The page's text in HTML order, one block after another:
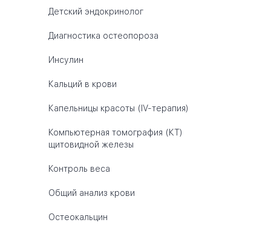
Детский эндокринолог
Диагностика остеопороза
Инсулин
Кальций в крови
Капельницы красоты (IV-терапия)
Компьютерная томография (КТ)
щитовидной железы
Контроль веса
Общий анализ крови
Остеокальцин